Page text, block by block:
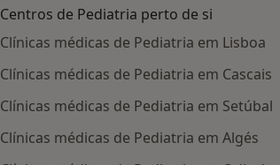
Centros de Pediatria perto de si
Clínicas médicas de Pediatria em Lisboa
Clínicas médicas de Pediatria em Cascais
Clínicas médicas de Pediatria em Setúbal
Clínicas médicas de Pediatria em Algés